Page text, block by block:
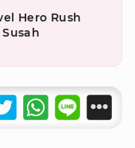
Hero Rush